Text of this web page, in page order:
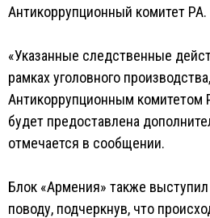
Антикоррупционный комитет РА.
«Указанные следственные
рамках уголовного
Антикоррупционным комитетом
будет предоставлена
отмечается в сообщении.
Блок «Армения» также
поводу, подчеркнув, что